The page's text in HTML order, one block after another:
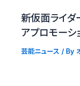
新仮面ライダ
アプロモー
芸能ニュース / By